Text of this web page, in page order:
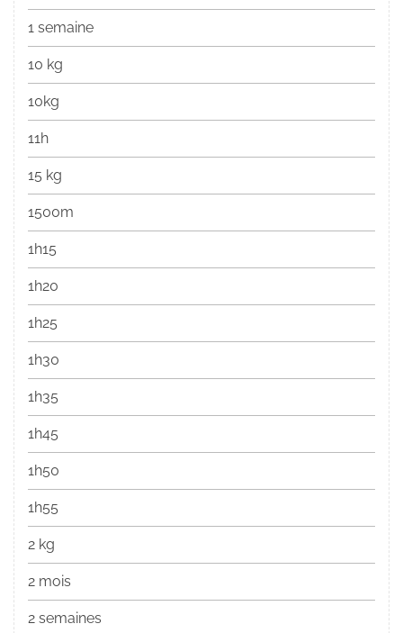
1 semaine
10 kg
10kg
11h
15 kg
1500m
1h15
1h20
1h25
1h30
1h35
1h45
1h50
1h55
2 kg
2 mois
2 semaines